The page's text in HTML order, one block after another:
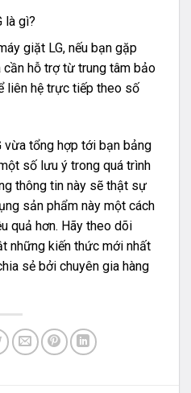
là gì?
giặt LG, nếu bạn gặp
hỗ trợ từ trung tâm bảo
liên hệ trực tiếp theo số
vừa tổng hợp tới bạn bảng
số lưu ý trong quá trình
thông tin này sẽ thật sự
sản phẩm này một cách
quả hơn. Hãy theo dõi
những kiến thức mới nhất
sẻ bởi chuyên gia hàng